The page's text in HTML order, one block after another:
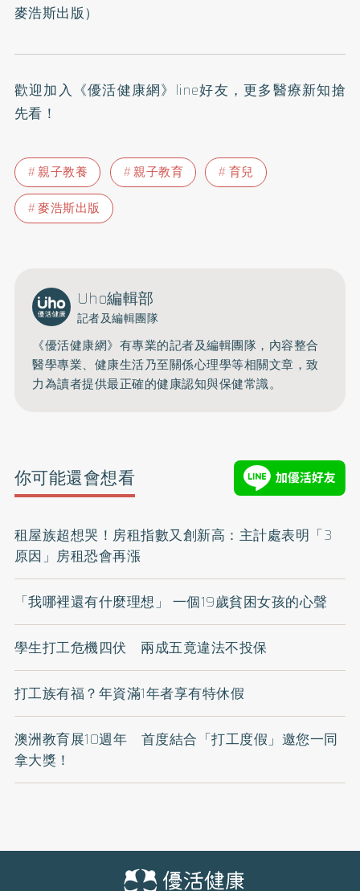
麥浩斯出版）
歡迎加入 《優活健康網》line好友 ，更多醫療新知搶
先看！
親子教養 親子教育
育兒
麥浩斯出版
Uho編輯部
記者及編輯團隊
《優活健康網》有專業的記者及編輯團隊，內容整合
醫學專業、健康生活乃至關係心理學等相關文章，致
力為讀者提供最正確的健康認知與保健常識。
你可能還會想看
租屋族超想哭！房租指數又創新高：主計處表明「3
原因」房租恐會再漲
「我哪裡還有什麼理想」 一個19歲貧困女孩的心聲
學生打工危機四伏 兩成五竟違法不投保
打工族有福？年資滿1年者享有特休假
澳洲教育展10週年 首度結合「打工度假」邀您一同
拿大獎！